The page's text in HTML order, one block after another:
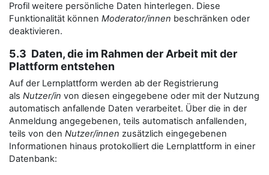
Profil weitere persönliche Daten hinterlegen. Diese
Funktionalität können Moderator/innen beschränken oder
deaktivieren.
5.3 Daten, die im Rahmen der Arbeit mit der
Plattform entstehen
Auf der Lernplattform werden ab der Registrierung
als Nutzer/in von diesen eingegebene oder mit der Nutzung
automatisch anfallende Daten verarbeitet. Über die in der
Anmeldung angegebenen, teils automatisch anfallenden,
teils von den Nutzer/innen zusätzlich eingegebenen
Informationen hinaus protokolliert die Lernplattform in einer
Datenbank: